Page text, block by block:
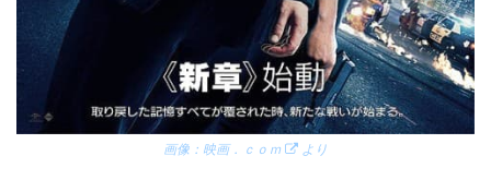
画像： 映画．ｃｏｍ より